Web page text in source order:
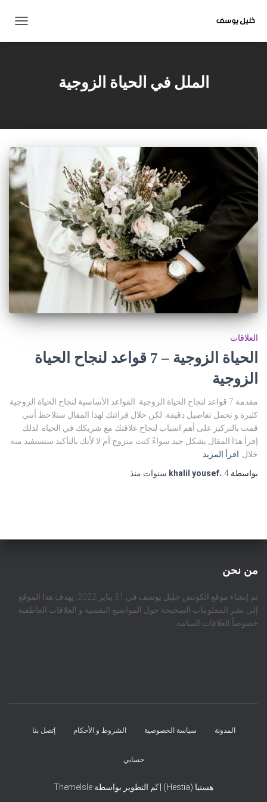
التنقل
الملل في الحياة الزوجية
العلاقات
الحياة الزوجية – 7 قواعد لنجاح الحياة
الزوجية
مقدمة 7 قواعد لنجاح الحياة الزوجية. القواعد الأساسية لنجاح الحياة الزوجية
كثيرة و تحمل تفاصيل دقيقة. لكن خلال قرائتك لهذا المقال ستلاحظ أنني
قمت بالتركيز على أهم اسباب لنجاح علاقتك مع شريكك في الحياة. لذلك
إقرأ هذا المقال بشكل جيد سواءً كنت متزوج أم لا لأنك بالتأكيد ستستفيد منه
خلال اقرأ المزيد
بواسطة
khalil yousef، 4 سنوات منذ
من نحن
تم إنشاء موقع الكوتش خليل يوسف في 31 يناير 2022. يهدف هذا الموقع
إلى نشر المعلومات الصحيحة حول المواضيع النفسية و العلاقات العاطفية
خصوصاً العلاقات السامة
المدونة سياسة الخصوصية الشروط و الأحكام إتصل بنا
حسابي
هستيا (Hestia) | تّم التطوير بواسطة ThemeIsle